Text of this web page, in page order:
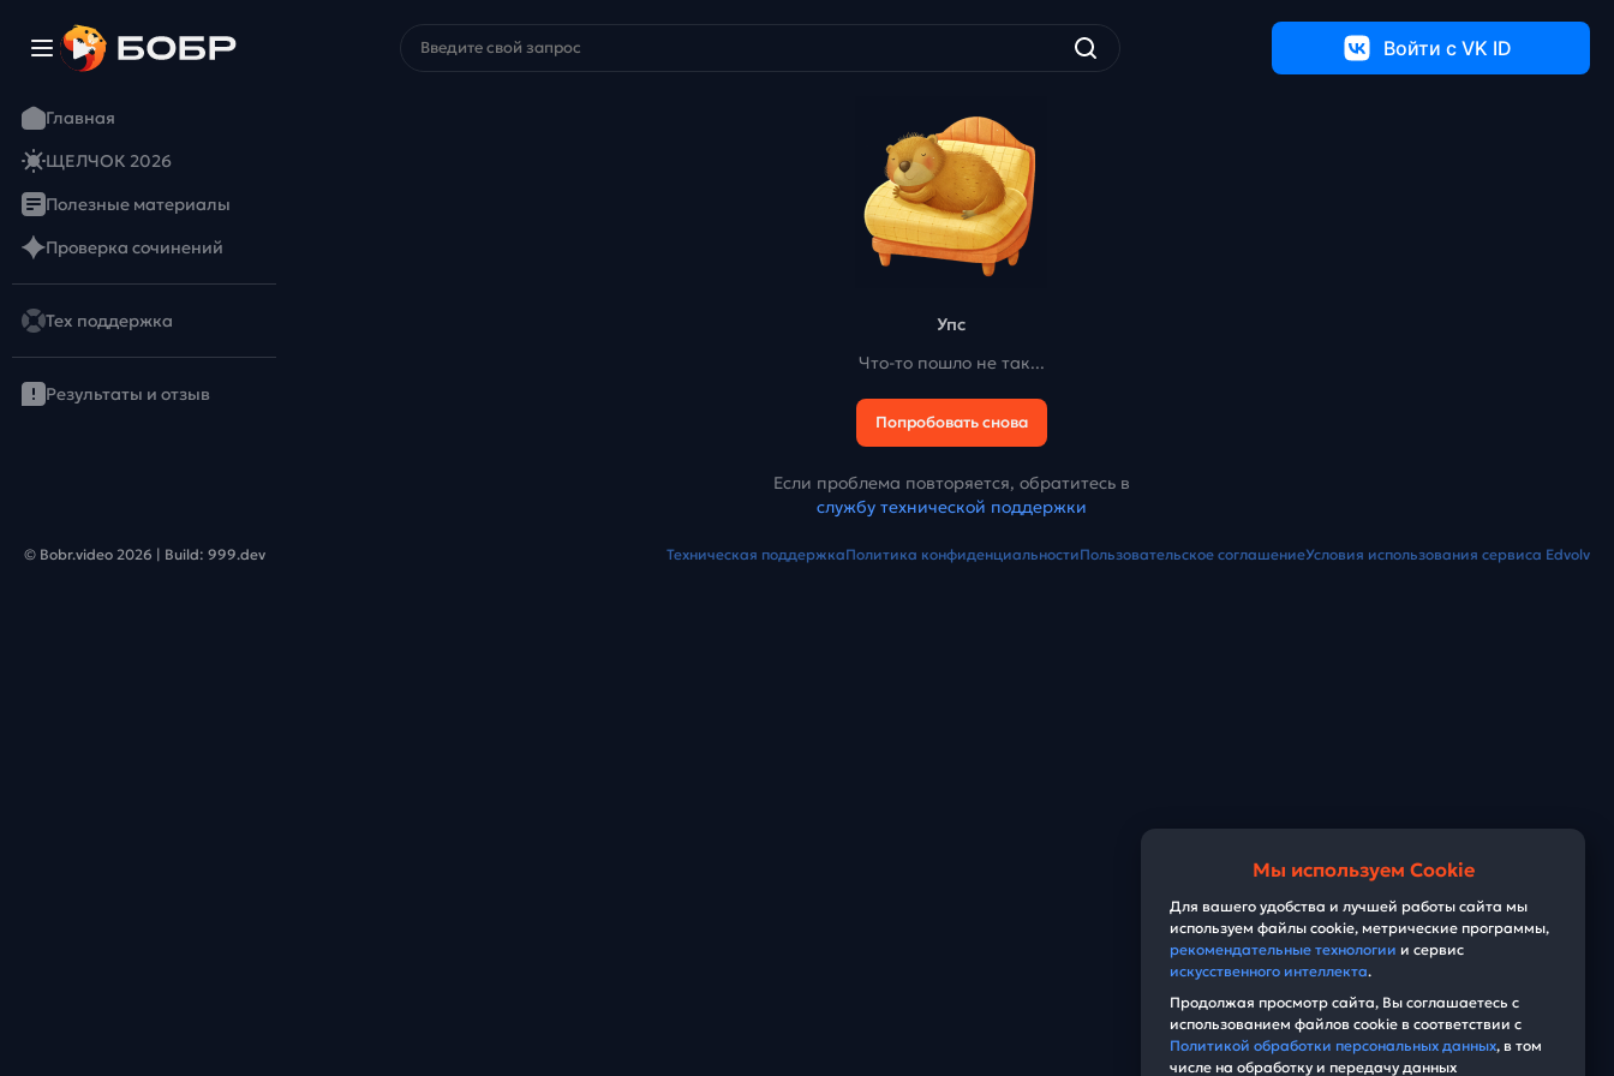
Войти c VK ID
Главная
ЩЕЛЧОК 2026
Полезные материалы
Проверка сочинений
Тех поддержка
Результаты и отзыв
Упс
Что-то пошло не так...
Попробовать снова
Если проблема повторяется, обратитесь в
службу технической поддержки
© Bobr.video 2026 | Build: 999.dev Техническая поддержкаПолитика конфиденциальностиПользовательское соглашениеУсловия использования сервиса Edvolv
Мы используем Cookie
Для вашего удобства и лучшей работы сайта мы
используем файлы cookie, метрические программы,
рекомендательные технологии и сервис
искусственного интеллекта.
Продолжая просмотр сайта, Вы соглашаетесь с
использованием файлов cookie в соответствии с
Политикой обработки персональных данных, в том
числе на обработку и передачу данных